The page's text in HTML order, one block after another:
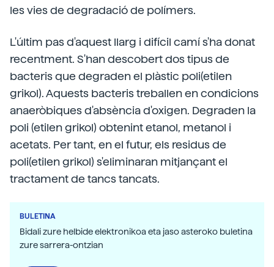
les vies de degradació de polímers.
L'últim pas d'aquest llarg i difícil camí s'ha donat
recentment. S'han descobert dos tipus de
bacteris que degraden el plàstic poli(etilen
grikol). Aquests bacteris treballen en condicions
anaeròbiques d'absència d'oxigen. Degraden la
poli (etilen grikol) obtenint etanol, metanol i
acetats. Per tant, en el futur, els residus de
poli(etilen grikol) s'eliminaran mitjançant el
tractament de tancs tancats.
BULETINA
Bidali zure helbide elektronikoa eta jaso asteroko buletina
zure sarrera-ontzian